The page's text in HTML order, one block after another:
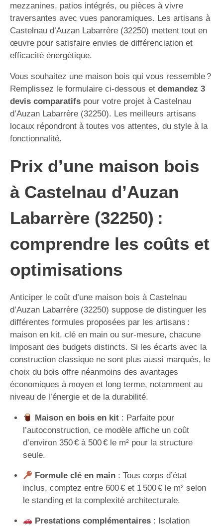
mezzanines, patios intégrés, ou pièces à vivre
traversantes avec vues panoramiques. Les artisans à
Castelnau d’Auzan Labarrère (32250) mettent tout en
œuvre pour satisfaire envies de différenciation et
efficacité énergétique.
Vous souhaitez une maison bois qui vous ressemble ?
Remplissez le formulaire ci-dessous et demandez 3
devis comparatifs pour votre projet à Castelnau
d’Auzan Labarrère (32250). Les meilleurs artisans
locaux répondront à toutes vos attentes, du style à la
fonctionnalité.
Prix d’une maison bois
à Castelnau d’Auzan
Labarrère (32250) :
comprendre les coûts et
optimisations
Anticiper le coût d’une maison bois à Castelnau
d’Auzan Labarrère (32250) suppose de distinguer les
différentes formules proposées par les artisans :
maison en kit, clé en main ou sur-mesure, chacune
imposant des budgets distincts. Si les écarts avec la
construction classique ne sont plus aussi marqués, le
choix du bois offre néanmoins des avantages
économiques à moyen et long terme, notamment au
niveau de l’énergie et de la durabilité.
Maison en bois en kit: Parfaite pour
l’autoconstruction, ce modèle affiche un coût
d’environ 350 € à 500 € le m² pour la structure
seule.
Formule clé en main: Tous corps d’état
inclus, comptez entre 600 € et 1 500 € le m² selon
le standing et la complexité architecturale.
Prestations complémentaires: Isolation